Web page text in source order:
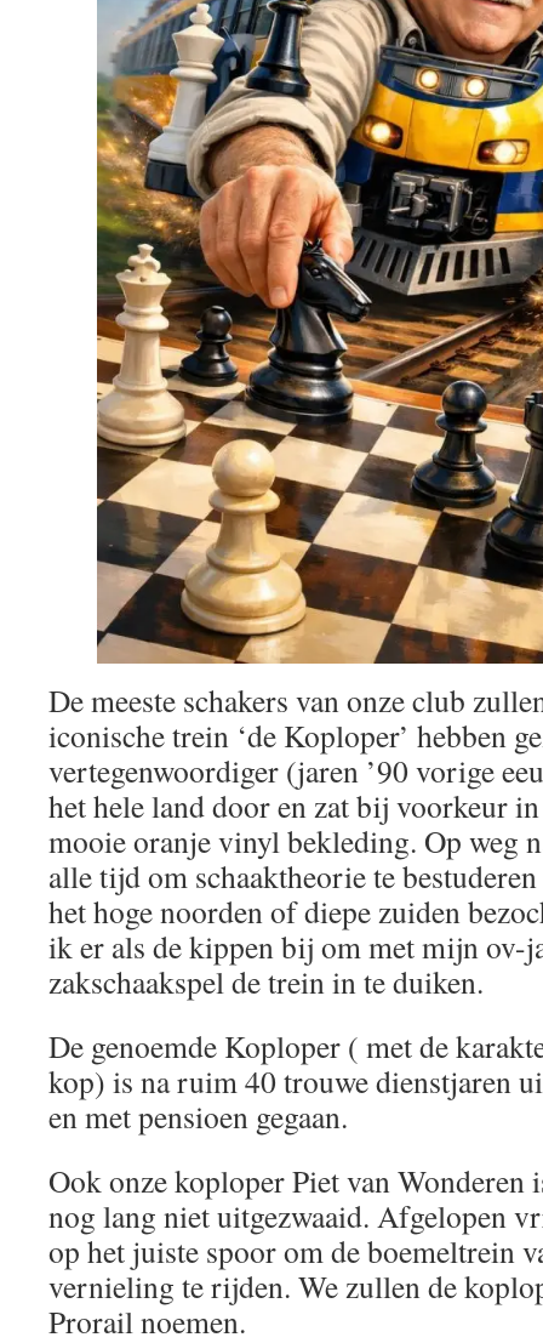
De meeste schakers van onze club
iconische trein ‘de Koploper’ hebben
vertegenwoordiger (jaren ’90 vorige
het hele land door en zat bij voorkeur
mooie oranje vinyl bekleding. Op weg
alle tijd om schaaktheorie te
het hoge noorden of diepe zuiden
ik er als de kippen bij om met mijn ov-
zakschaakspel de trein in te duiken.
De genoemde Koploper ( met de
kop) is na ruim 40 trouwe dienstjaren
en met pensioen gegaan.
Ook onze koploper Piet van Wonderen
nog lang niet uitgezwaaid. Afgelopen
op het juiste spoor om de boemeltrein
vernieling te rijden. We zullen de
Prorail noemen.